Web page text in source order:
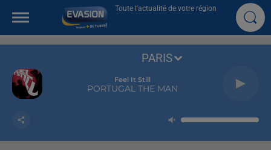
Toute l'actualité de votre région
Feel It Still
PORTUGAL THE MAN
PARIS